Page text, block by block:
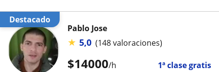
Destacado
$14000/h 1ª clase gratis
Pablo Jose
★ 5,0 (148 valoraciones)